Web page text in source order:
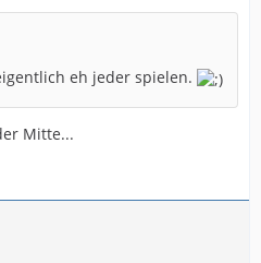
eh jeder spielen.
Mitte...